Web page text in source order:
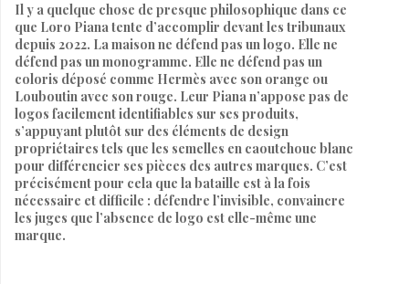
Il y a quelque chose de presque philosophique dans ce
que Loro Piana tente d’accomplir devant les tribunaux
depuis 2022. La maison ne défend pas un logo. Elle ne
défend pas un monogramme. Elle ne défend pas un
coloris déposé comme Hermès avec son orange ou
Louboutin avec son rouge. Leur Piana n’appose pas de
logos facilement identifiables sur ses produits,
s’appuyant plutôt sur des éléments de design
propriétaires tels que les semelles en caoutchouc blanc
pour différencier ses pièces des autres marques. C’est
précisément pour cela que la bataille est à la fois
nécessaire et difficile : défendre l’invisible, convaincre
les juges que l’absence de logo est elle-même une
marque.